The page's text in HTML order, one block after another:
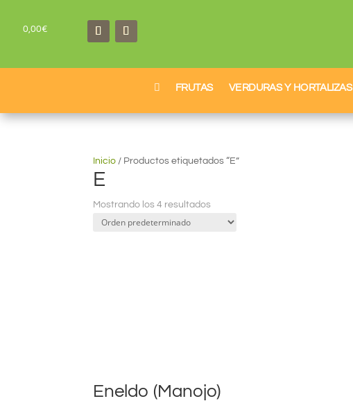
0,00€
FRUTAS VERDURAS Y HORTALIZAS
Inicio / Productos etiquetados “E”
E
Mostrando los 4 resultados
Eneldo (Manojo)